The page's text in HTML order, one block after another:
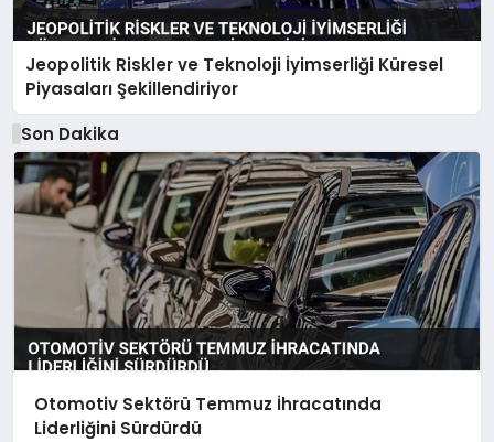
Jeopolitik Riskler ve Teknoloji İyimserliği Küresel
Piyasaları Şekillendiriyor
Son Dakika
Otomotiv Sektörü Temmuz İhracatında
Liderliğini Sürdürdü